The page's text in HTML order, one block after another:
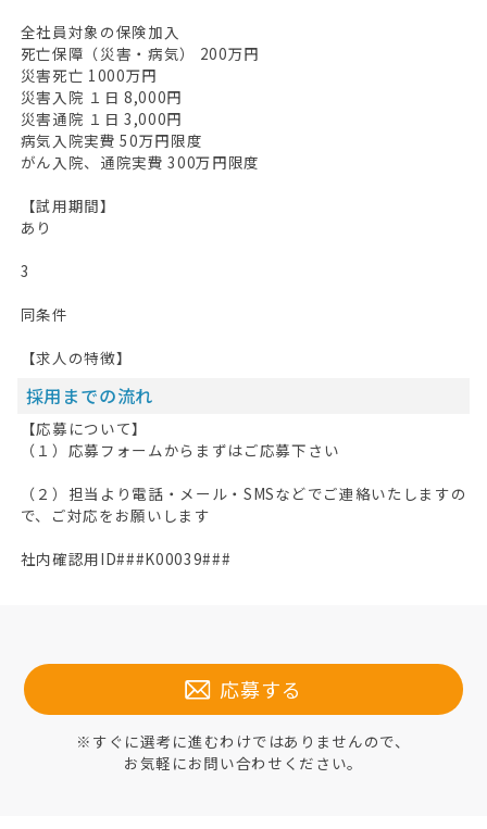
全社員対象の保険加入
死亡保障（災害・病気） 200万円
災害死亡 1000万円
災害入院 １日 8,000円
災害通院 １日 3,000円
病気入院実費 50万円限度
がん入院、通院実費 300万円限度
【試用期間】
あり
3
同条件
【求人の特徴】
採用までの流れ
【応募について】
（１）応募フォームからまずはご応募下さい
（２）担当より電話・メール・SMSなどでご連絡いたしますの
で、ご対応をお願いします
社内確認用ID###K00039###
応募する
※すぐに選考に進むわけではありませんので、
お気軽にお問い合わせください。